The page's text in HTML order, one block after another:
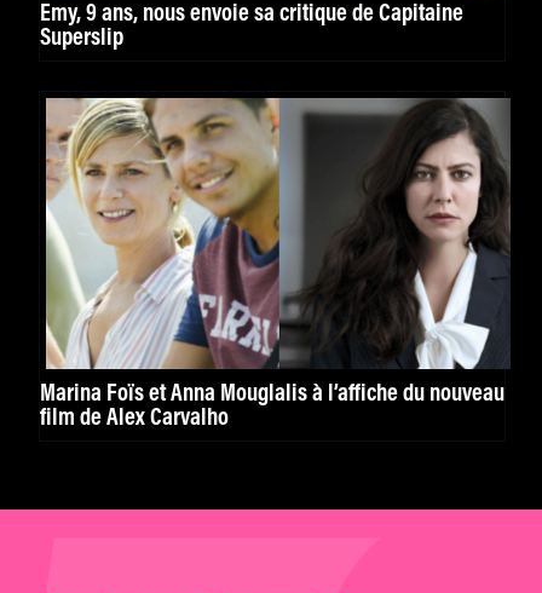
Emy, 9 ans, nous envoie sa critique de Capitaine
Superslip
Marina Foïs et Anna Mouglalis à l’affiche du nouveau
film de Alex Carvalho